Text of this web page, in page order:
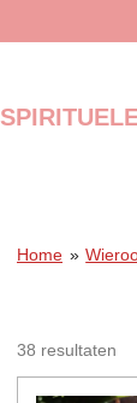
Home »
38 resultaten